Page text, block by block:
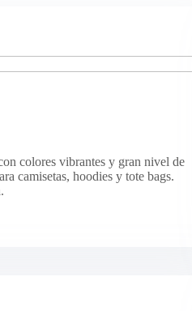
colores vibrantes y gran nivel de
camisetas, hoodies y tote bags.